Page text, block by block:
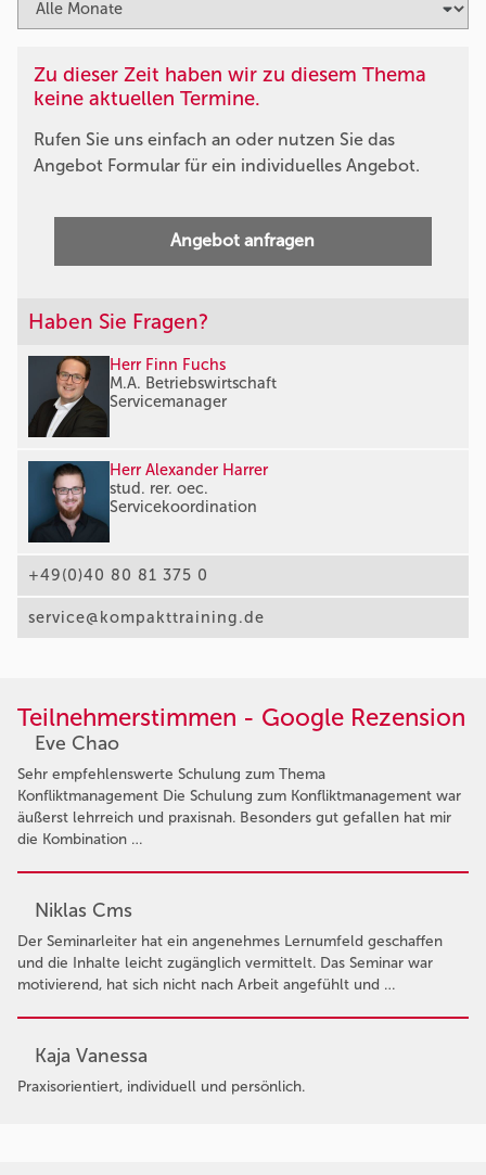
Zu dieser Zeit haben wir zu diesem Thema
keine aktuellen Termine.
Rufen Sie uns einfach an oder nutzen Sie das
Angebot Formular für ein individuelles Angebot.
Angebot anfragen
Haben Sie Fragen?
Herr Finn Fuchs
M.A. Betriebswirtschaft
Servicemanager
Herr Alexander Harrer
stud. rer. oec.
Servicekoordination
+49(0)40 80 81 375 0
service@kompakttraining.de
Teilnehmerstimmen - Google Rezension
Eve Chao
Sehr empfehlenswerte Schulung zum Thema
Konfliktmanagement Die Schulung zum Konfliktmanagement war
äußerst lehrreich und praxisnah. Besonders gut gefallen hat mir
die Kombination …
Niklas Cms
Der Seminarleiter hat ein angenehmes Lernumfeld geschaffen
und die Inhalte leicht zugänglich vermittelt. Das Seminar war
motivierend, hat sich nicht nach Arbeit angefühlt und …
Kaja Vanessa
Praxisorientiert, individuell und persönlich.